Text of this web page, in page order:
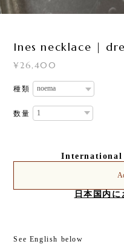
Ines necklace |
¥26,400
種類
数量
International
日本国内
See English below